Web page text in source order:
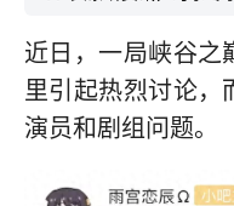
近日，一局峡谷之
里引起热烈讨论，
演员和剧组问题。